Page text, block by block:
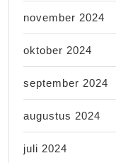
november 2024
oktober 2024
september 2024
augustus 2024
juli 2024